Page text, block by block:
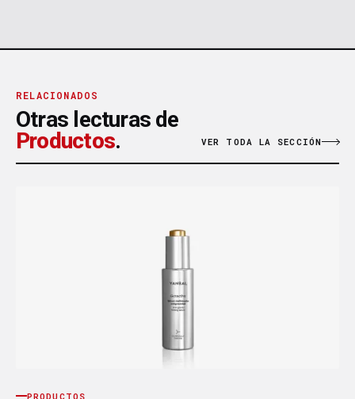
RELACIONADOS
Otras lecturas de
Productos. VER TODA LA SECCIÓN
PRODUCTOS